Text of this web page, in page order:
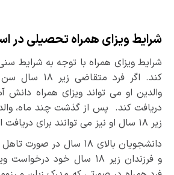
شرایط ویزای همراه تحصیلی در
کند. اگر فرد
والدین او می ­تواند ویزای همراه دانش­
دریافت کند. پس از گذشت چند ماه، والد
زیر ۱۸ سال او نیز می­ توانند برای دریافت این ویزا اقدام کنند.
دانشجویان بالای ۱۸ سال در
و فرزندان زیر ۱۸ سال خود